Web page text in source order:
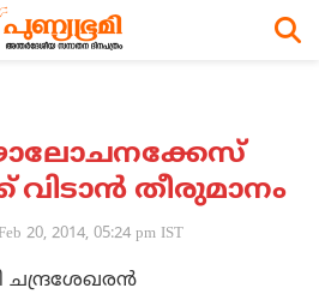
തീരുമാനം
Feb 20, 2014, 05:24 pm IST
ചന്ദ്രശേഖരന്‍